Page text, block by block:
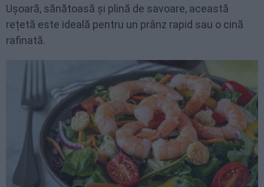
Ușoară, sănătoasă și plină de savoare, această
rețetă este ideală pentru un prânz rapid sau o cină
rafinată.